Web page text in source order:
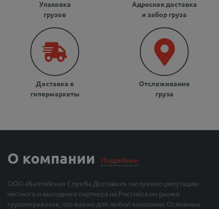
Упаковка
грузов
Адресная доставка
и забор груза
Доставка в
гипермаркеты
Отслеживание
груза
О компании Подробнее
ООО «Балтийская Служба Доставки» заслужило репутацию
честного и выгодного партнера на Российском рынке
грузоперевозок, что важно для любой компании. Основные